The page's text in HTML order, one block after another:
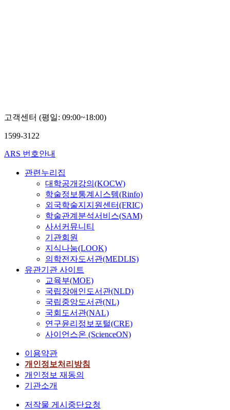
고객센터 (평일: 09:00~18:00)
1599-3122
ARS 번호안내
관련누리집
대학공개강의(KOCW)
학술정보통계시스템(Rinfo)
외국학술지지원센터(FRIC)
학술관계분석서비스(SAM)
사서커뮤니티
기관회원
지식나눔(LOOK)
의학전자도서관(MEDLIS)
유관기관 사이트
교육부(MOE)
국립장애인도서관(NLD)
국립중앙도서관(NL)
국회도서관(NAL)
연구윤리정보포털(CRE)
사이언스온 (ScienceON)
이용약관
개인정보처리방침
개인정보 재동의
기관소개
저작물 게시중단요청